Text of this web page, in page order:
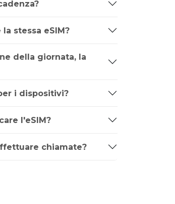
stessa eSIM?
della giornata, la
i dispositivi?
l'eSIM?
chiamate?